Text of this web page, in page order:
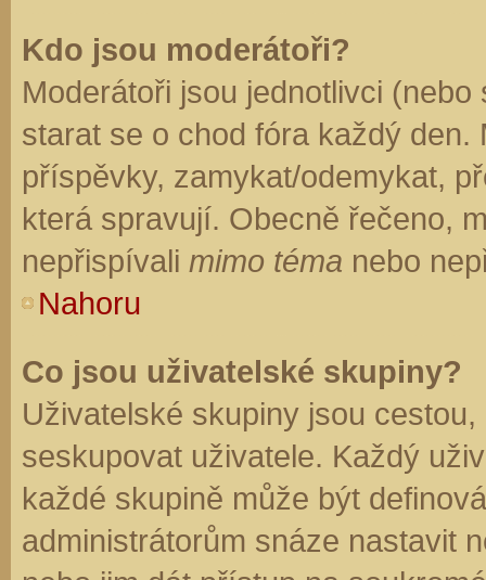
Kdo jsou moderátoři?
Moderátoři jsou jednotlivci
starat se o chod fóra každý
příspěvky, zamykat/odemykat,
která spravují. Obecně řečeno,
nepřispívali mimo téma nebo
Nahoru
Co jsou uživatelské skupiny?
Uživatelské skupiny jsou
seskupovat uživatele. Každý
každé skupině může být
administrátorům snáze nastavit